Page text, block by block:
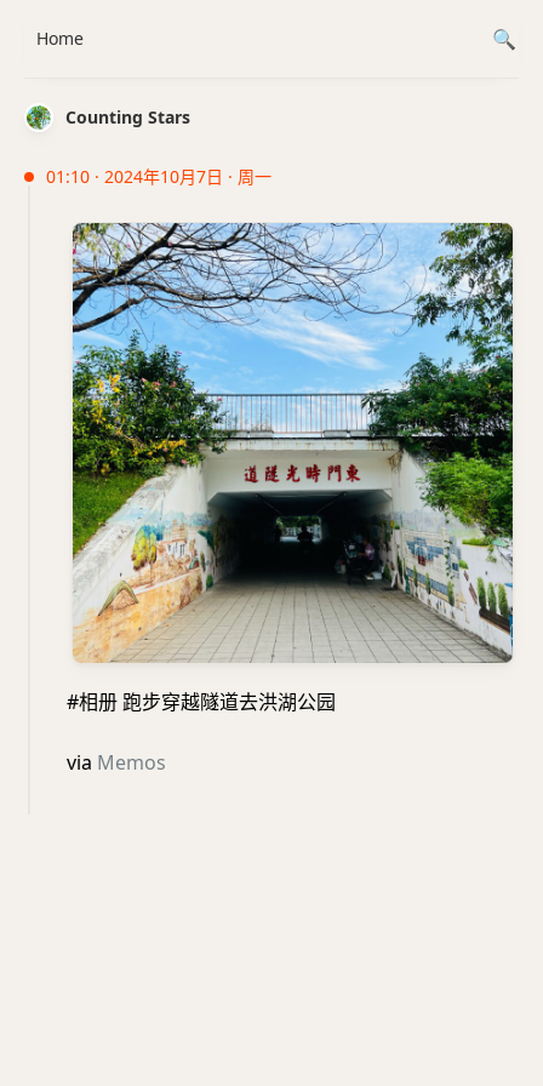
Counting Stars
01:10 · 2024年10月7日 · 周一
#相册 跑步穿越隧道去洪湖公园
via Memos
Home